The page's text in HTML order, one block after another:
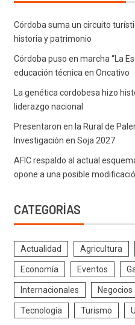
Córdoba suma un circuito
historia y patrimonio
Córdoba puso en marcha “La
educación técnica en Oncativo
La genética cordobesa hizo
liderazgo nacional
Presentaron en la Rural de
Investigación en Soja 2027
AFIC respaldo al actual
opone a una posible
CATEGORÍAS
Actualidad Agricultura
Economía Eventos
Internacionales Negocios
Tecnología Turismo